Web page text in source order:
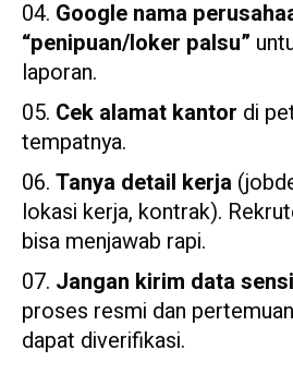
Google nama
“penipuan/loker palsu”
laporan.
Cek alamat kantor di
tempatnya.
Tanya detail kerja
lokasi kerja, kontrak).
bisa menjawab rapi.
Jangan kirim data
proses resmi dan
dapat diverifikasi.